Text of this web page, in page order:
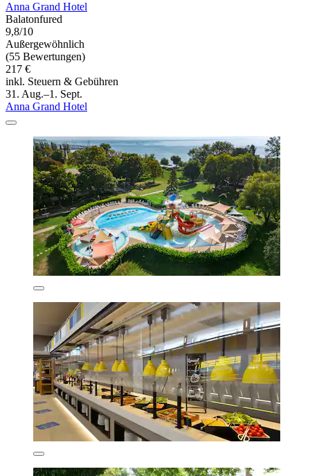
Anna Grand Hotel
Balatonfured
9,8/10
Außergewöhnlich
(55 Bewertungen)
217 €
inkl. Steuern & Gebühren
31. Aug.–1. Sept.
Anna Grand Hotel